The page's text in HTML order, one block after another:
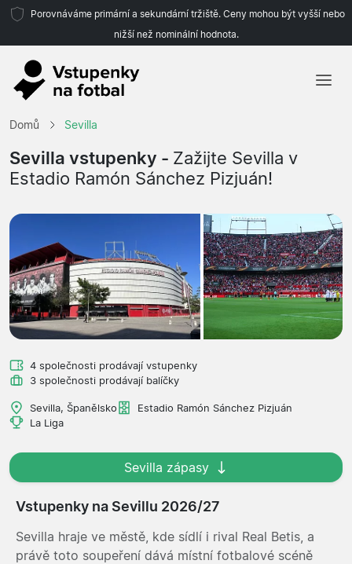
Porovnáváme primární a sekundární tržiště. Ceny mohou být vyšší nebo
nižší než nominální hodnota.
Týmy
Ligy
Domů Sevilla
Sevilla vstupenky - Zažijte Sevilla v
Estadio Ramón Sánchez Pizjuán!
4 společnosti prodávají vstupenky
3 společnosti prodávají balíčky
Sevilla, Španělsko
Estadio Ramón Sánchez Pizjuán
La Liga
Sevilla zápasy
Vstupenky na Sevillu 2026/27
Sevilla hraje ve městě, kde sídlí i rival Real Betis, a
právě toto soupeření dává místní fotbalové scéně